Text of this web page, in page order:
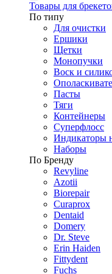
Товары для
По типу
Для очистки
Ершики
Щетки
Монопучки
Воск и
Пасты
Тяги
Контейнеры
Суперфлосс
Индикаторы
Наборы
По Бренду
Revyline
Azotii
Biorepair
Curaprox
Dentaid
Domery
Dr. Steve
Erin Haiden
Fittydent
Fuchs